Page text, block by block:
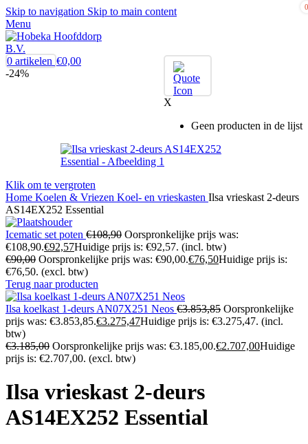
Skip to navigation Skip to main content
Menu
0
X
Geen producten in de lijst
0 artikelen €0,00
-24%
Klik om te vergroten
Home Koelen & Vriezen Koel- en vrieskasten Ilsa vrieskast 2-deurs
AS14EX252 Essential
Icematic set poten €108,90 Oorspronkelijke prijs was:
€108,90.€92,57Huidige prijs is: €92,57. (incl. btw)
€90,00 Oorspronkelijke prijs was: €90,00.€76,50Huidige prijs is:
€76,50. (excl. btw)
Terug naar producten
Ilsa koelkast 1-deurs AN07X251 Neos €3.853,85 Oorspronkelijke
prijs was: €3.853,85.€3.275,47Huidige prijs is: €3.275,47. (incl.
btw)
€3.185,00 Oorspronkelijke prijs was: €3.185,00.€2.707,00Huidige
prijs is: €2.707,00. (excl. btw)
Ilsa vrieskast 2-deurs
AS14EX252 Essential